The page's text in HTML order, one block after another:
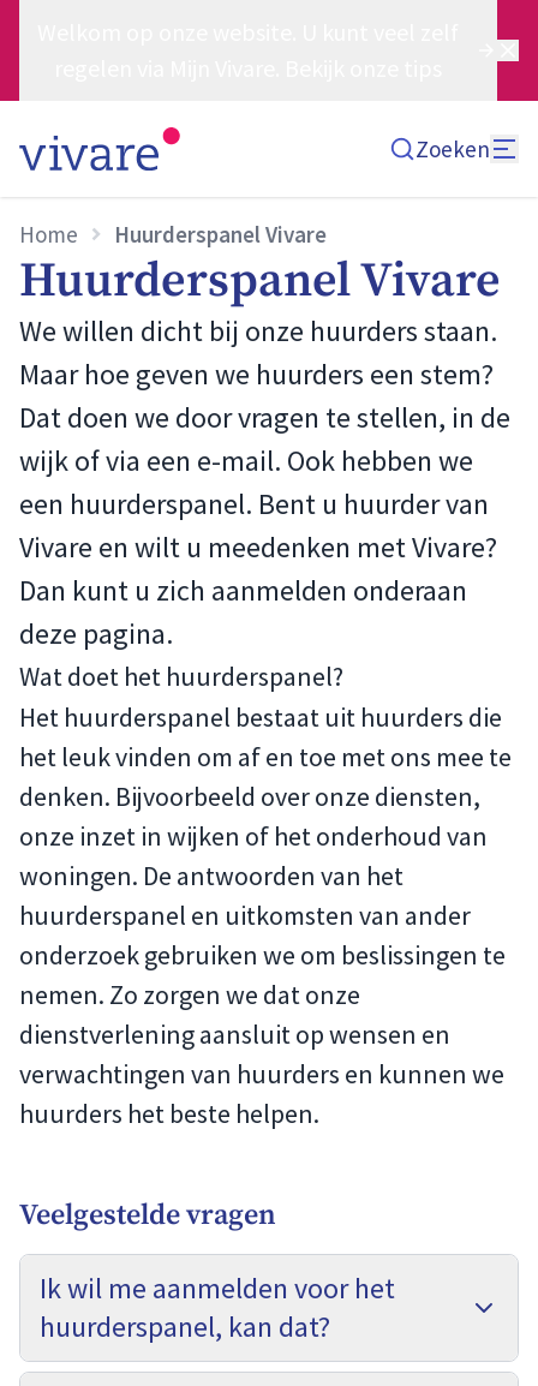
Zoeken
Home Huurderspanel Vivare
Huurderspanel Vivare
We willen dicht bij onze huurders staan.
Maar hoe geven we huurders een stem?
Dat doen we door vragen te stellen, in de
wijk of via een e-mail. Ook hebben we
een huurderspanel. Bent u huurder van
Vivare en wilt u meedenken met Vivare?
Dan kunt u zich aanmelden onderaan
deze pagina.
Wat doet het huurderspanel?
Het huurderspanel bestaat uit huurders die
het leuk vinden om af en toe met ons mee te
denken. Bijvoorbeeld over onze diensten,
onze inzet in wijken of het onderhoud van
woningen. De antwoorden van het
huurderspanel en uitkomsten van ander
onderzoek gebruiken we om beslissingen te
nemen. Zo zorgen we dat onze
dienstverlening aansluit op wensen en
verwachtingen van huurders en kunnen we
huurders het beste helpen.
Veelgestelde vragen
Ik wil me aanmelden voor het
huurderspanel, kan dat?